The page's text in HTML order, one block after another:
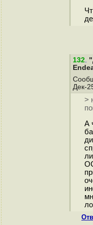
132.
Дек-
>
А